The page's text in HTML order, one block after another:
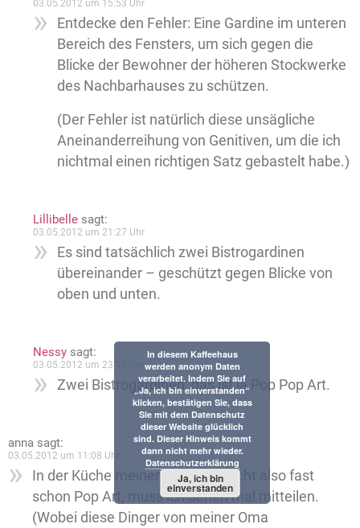
03.05.2012 um 15:53 Uhr
Entdecke den Fehler: Eine Gardine im unteren
Bereich des Fensters, um sich gegen die
Blicke der Bewohner der höheren Stockwerke
des Nachbarhauses zu schützen.
(Der Fehler ist natürlich diese unsägliche
Aneinanderreihung von Genitiven, um die ich
nichtmal einen richtigen Satz gebastelt habe.)
Lillibelle sagt:
03.05.2012 um 21:27 Uhr
Es sind tatsächlich zwei Bistrogardinen
übereinander – geschützt gegen Blicke von
oben und unten.
Nessy sagt:
03.05.2012 um 23:17 Uhr
Zwei Bistrogardinen, das ist ja Pop Pop Art.
anna sagt:
03.05.2012 um 11:08 Uhr
In der Küche meiner Eltern herrscht also fast
schon Pop Art, muss ich denen mal mitteilen.
(Wobei diese Dinger von meiner Oma
In diesem Kaffeehaus
werden anonym Daten
verarbeitet. Indem Sie auf
„Ja, ich bin einverstanden“
klicken, bestätigen Sie, dass
Sie mit dem Datenschutz
dieser Website glücklich
sind. Dieser Hinweis kommt
dann nicht mehr wieder.
Datenschutzerklärung
Ja, ich bin
einverstanden